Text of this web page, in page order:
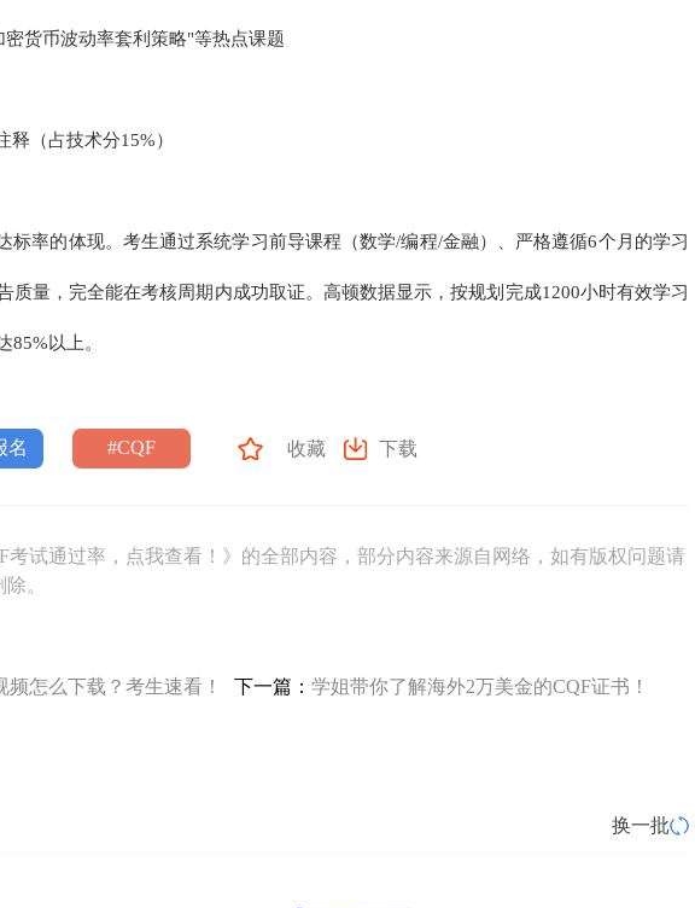
密货币波动率套利策略"等热点课题
释（占技术分15%）
标率的体现。考生通过系统学习前导课程（数学/编程/金融）、严格遵循6个月的学习
质量，完全能在考核周期内成功取证。高顿数据显示，按规划完成1200小时有效学习
85%以上。
名 #CQF 收藏
考试通过率，点我查看！》的全部内容，部分内容来源自网络，如有版权问题请
。
频怎么下载？考生速看！ 下一篇： 学姐带你了解海外2万美金的CQF证书！
换一批